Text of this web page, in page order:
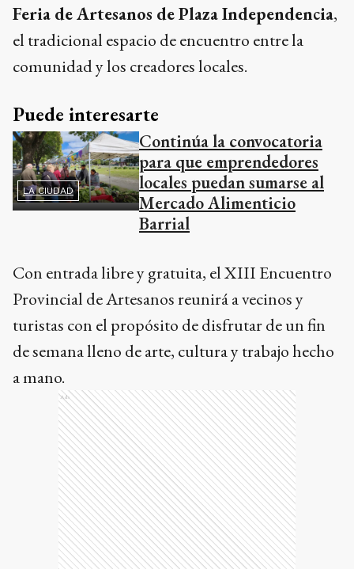
Feria de Artesanos de Plaza Independencia,
el tradicional espacio de encuentro entre la
comunidad y los creadores locales.
Puede interesarte
LA CIUDAD
Continúa la convocatoria
para que emprendedores
locales puedan sumarse al
Mercado Alimenticio
Barrial
Con entrada libre y gratuita, el XIII Encuentro
Provincial de Artesanos reunirá a vecinos y
turistas con el propósito de disfrutar de un fin
de semana lleno de arte, cultura y trabajo hecho
a mano.
Ads